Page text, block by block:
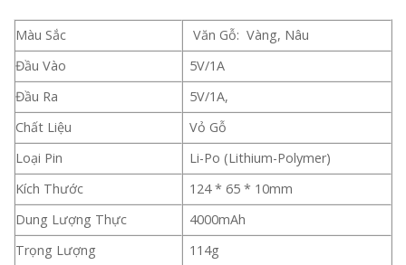
Màu Sắc
Văn Gỗ: Vàng, Nâu
Đầu Vào
5V/1A
Đầu Ra
5V/1A,
Chất Liệu
Vỏ Gỗ
Loại Pin
Li-Po (Lithium-Polymer)
Kích Thước
124 * 65 * 10mm
Dung Lượng Thực
4000mAh
Trọng Lượng
114g